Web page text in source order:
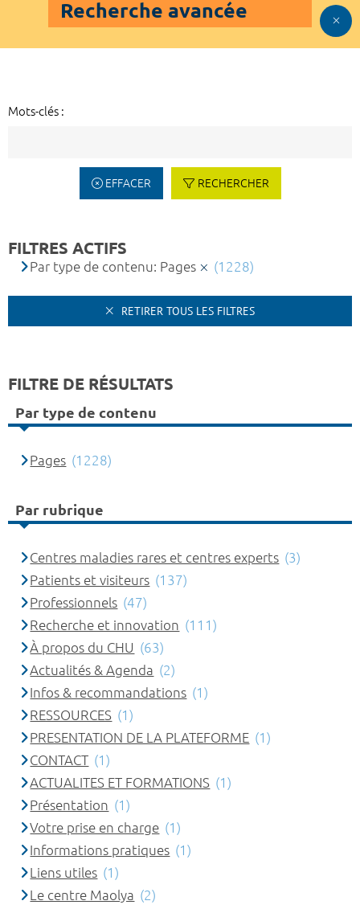
Recherche avancée
Mots-clés :
EFFACER RECHERCHER
FILTRES ACTIFS
Par type de contenu: Pages (1228)
RETIRER TOUS LES FILTRES
FILTRE DE RÉSULTATS
Par type de contenu
Pages (1228)
Par rubrique
Centres maladies rares et centres experts (3)
Patients et visiteurs (137)
Professionnels (47)
Recherche et innovation (111)
À propos du CHU (63)
Actualités & Agenda (2)
Infos & recommandations (1)
RESSOURCES (1)
PRESENTATION DE LA PLATEFORME (1)
CONTACT (1)
ACTUALITES ET FORMATIONS (1)
Présentation (1)
Votre prise en charge (1)
Informations pratiques (1)
Liens utiles (1)
Le centre Maolya (2)